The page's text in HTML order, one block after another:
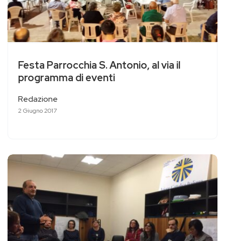
Festa Parrocchia S. Antonio, al via il
programma di eventi
Redazione
2 Giugno 2017